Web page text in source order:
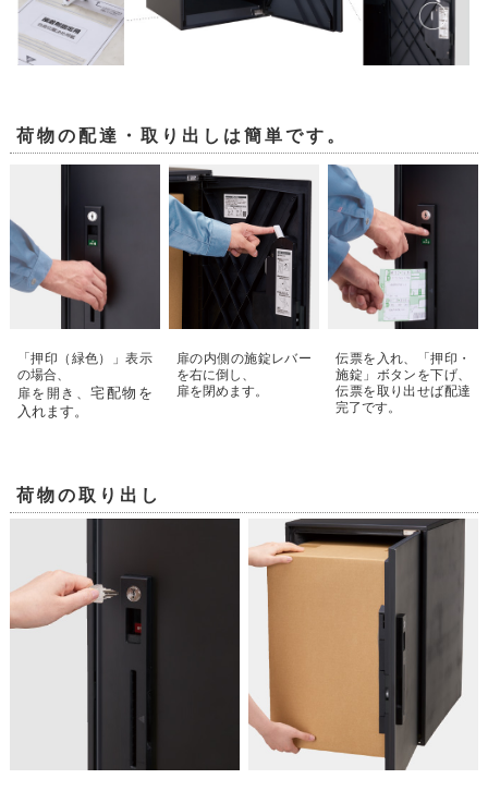
荷物の配達・取り出しは簡単です。
「押印（緑色）」表示
の場合、
扉を開き、宅配物を
入れます。
扉の内側の施錠レバー
を右に倒し、
扉を閉めます。
伝票を入れ、「押印・
施錠」ボタンを下げ、
伝票を取り出せば配達
完了です。
荷物の取り出し